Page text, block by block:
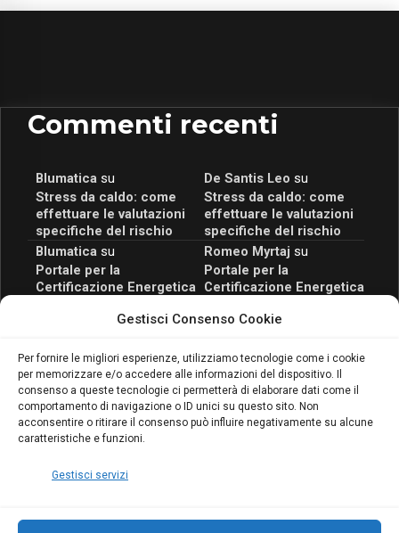
Gestisci Consenso Cookie
Per fornire le migliori esperienze, utilizziamo tecnologie come i cookie
per memorizzare e/o accedere alle informazioni del dispositivo. Il
consenso a queste tecnologie ci permetterà di elaborare dati come il
comportamento di navigazione o ID unici su questo sito. Non
acconsentire o ritirare il consenso può influire negativamente su alcune
caratteristiche e funzioni.
Gestisci servizi
Commenti recenti
Blumaticasu
Stress da caldo: come
effettuare le valutazioni
specifiche del rischio
De Santis Leo su
Stress da caldo: come
effettuare le valutazioni
specifiche del rischio
Blumaticasu
Portale per la
Certificazione Energetica
scopri il Corso Blumatica
Romeo Myrtaj su
Portale per la
Certificazione Energetica
scopri il Corso Blumatica
Blumaticasu
Coordinatore della
Sicurezza: cosa è
richiesto per abilitazione
e aggiornamento